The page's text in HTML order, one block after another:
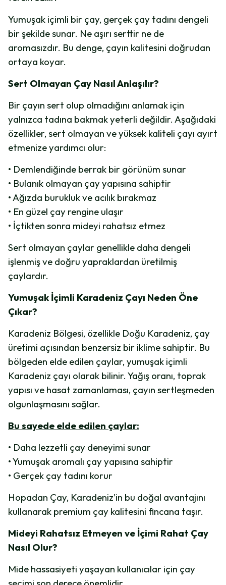
Yumuşak içimli bir çay, gerçek çay tadını dengeli
bir şekilde sunar. Ne aşırı serttir ne de
aromasızdır. Bu denge, çayın kalitesini doğrudan
ortaya koyar.
Sert Olmayan Çay Nasıl Anlaşılır?
Bir çayın sert olup olmadığını anlamak için
yalnızca tadına bakmak yeterli değildir. Aşağıdaki
özellikler, sert olmayan ve yüksek kaliteli çayı ayırt
etmenize yardımcı olur:
• Demlendiğinde berrak bir görünüm sunar
• Bulanık olmayan çay yapısına sahiptir
• Ağızda burukluk ve acılık bırakmaz
• En güzel çay rengine ulaşır
• İçtikten sonra mideyi rahatsız etmez
Sert olmayan çaylar genellikle daha dengeli
işlenmiş ve doğru yapraklardan üretilmiş
çaylardır.
Yumuşak İçimli Karadeniz Çayı Neden Öne
Çıkar?
Karadeniz Bölgesi, özellikle Doğu Karadeniz, çay
üretimi açısından benzersiz bir iklime sahiptir. Bu
bölgeden elde edilen çaylar, yumuşak içimli
Karadeniz çayı olarak bilinir. Yağış oranı, toprak
yapısı ve hasat zamanlaması, çayın sertleşmeden
olgunlaşmasını sağlar.
Bu sayede elde edilen çaylar:
• Daha lezzetli çay deneyimi sunar
• Yumuşak aromalı çay yapısına sahiptir
• Gerçek çay tadını korur
Hopadan Çay, Karadeniz’in bu doğal avantajını
kullanarak premium çay kalitesini fincana taşır.
Mideyi Rahatsız Etmeyen ve İçimi Rahat Çay
Nasıl Olur?
Mide hassasiyeti yaşayan kullanıcılar için çay